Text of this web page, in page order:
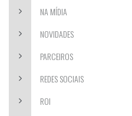
NA MÍDIA
NOVIDADES
PARCEIROS
REDES SOCIAIS
ROI